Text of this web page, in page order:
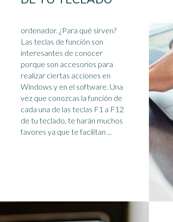
ordenador. ¿Para qué sirven?
Las teclas de función son
interesantes de conocer
porque son accesorios para
realizar ciertas acciones en
Windows y en el software. Una
vez que conozcas la función de
cada una de las teclas F1 a F12
de tu teclado, te harán muchos
favores ya que te facilitan ...